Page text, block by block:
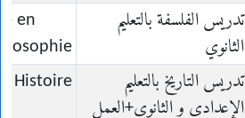
تدريس الفلسفة بالتعليم
الثانوي
en
تدريس التاريخ بالتعليم
الإعدادي و الثانوي+العمل
Histoire